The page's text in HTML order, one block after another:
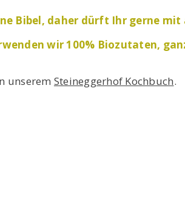
Bibel, daher dürft Ihr gerne
wir 100% Biozutaten,
unserem Steineggerhof Kochbuch.